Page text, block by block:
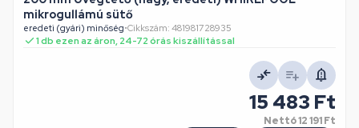
mikrogullámú sütő
eredeti (gyári) minőség•Cikkszám: 481981728935
1 db ezen az áron, 24-72 órás kiszállítással
15 483 Ft
Nettó12 191 Ft